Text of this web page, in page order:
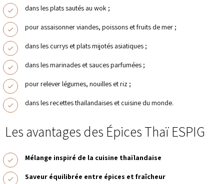
dans les plats sautés au wok ;
pour assaisonner viandes, poissons et fruits de mer ;
dans les currys et plats mijotés asiatiques ;
dans les marinades et sauces parfumées ;
pour relever légumes, nouilles et riz ;
dans les recettes thaïlandaises et cuisine du monde.
Les avantages des Épices Thaï ESPIG
Mélange inspiré de la cuisine thaïlandaise
Saveur équilibrée entre épices et fraîcheur